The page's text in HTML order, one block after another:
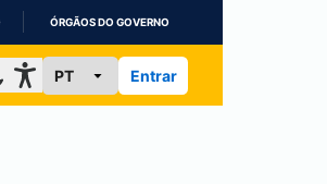
ÓRGÃOS DO GOVERNO
Entrar